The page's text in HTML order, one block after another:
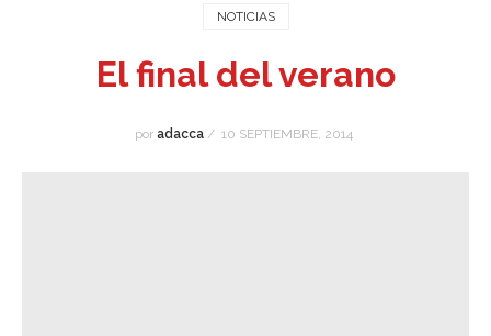
NOTICIAS
El final del verano
por adacca / 10 SEPTIEMBRE, 2014